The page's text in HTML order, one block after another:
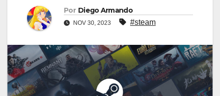
Por Diego Armando
NOV 30, 2023 #steam